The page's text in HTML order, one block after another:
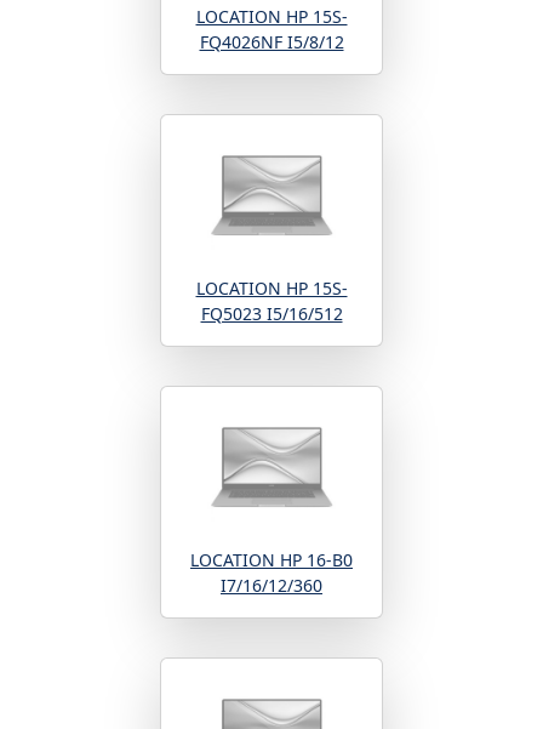
LOCATION HP 15S-
FQ4026NF I5/8/12
LOCATION HP 15S-
FQ5023 I5/16/512
LOCATION HP 16-B0
I7/16/12/360